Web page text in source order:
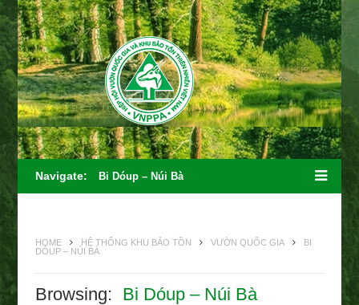
Navigate: Bi Dóup – Núi Bà
HOME HỆ THỐNG KHU BẢO TỒN VƯỜN QUỐC GIA
BI
DÓUP – NÚI BÀ
Browsing: Bi Dóup – Núi Bà